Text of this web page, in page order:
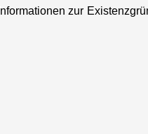
Informationen zur